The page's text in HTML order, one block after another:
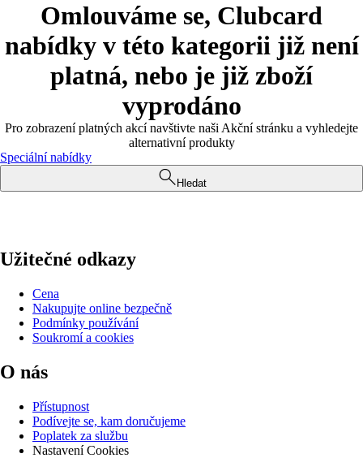
Omlouváme se, Clubcard
nabídky v této kategorii již není
platná, nebo je již zboží
vyprodáno
Pro zobrazení platných akcí navštivte naši Akční stránku a vyhledejte
alternativní produkty
Speciální nabídky
Hledat
Užitečné odkazy
Cena
Nakupujte online bezpečně
Podmínky používání
Soukromí a cookies
O nás
Přístupnost
Podívejte se, kam doručujeme
Poplatek za službu
Nastavení Cookies